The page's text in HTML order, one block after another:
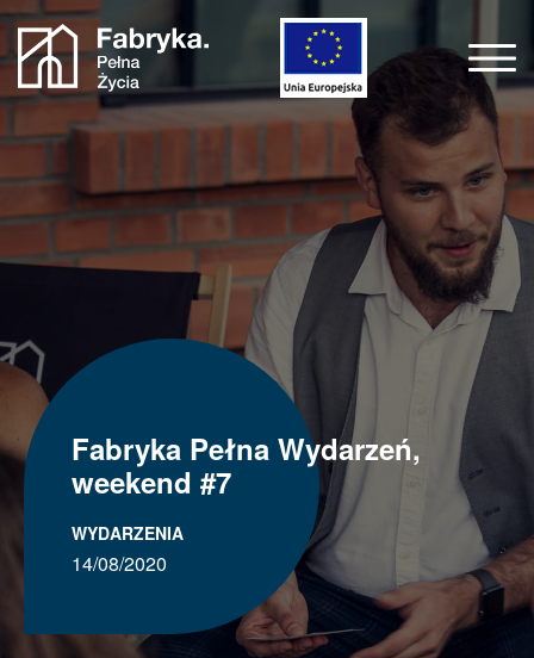
Fabryka Pełna Wydarzeń,
weekend #7
WYDARZENIA
14/08/2020